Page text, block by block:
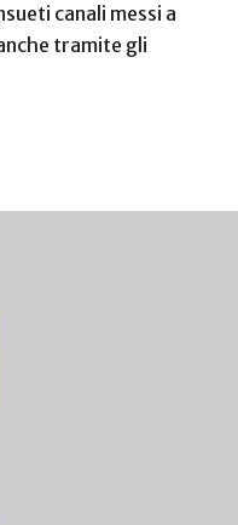
canali messi a
tramite gli